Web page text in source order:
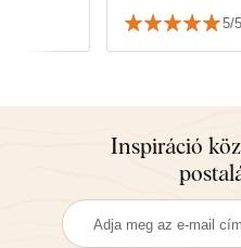
5/5
Inspiráció